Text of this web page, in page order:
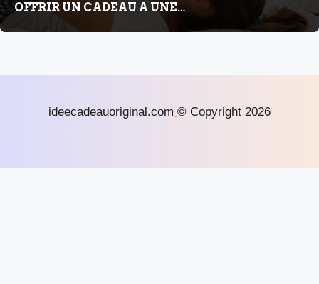
OFFRIR UN CADEAU A UNE…
ideecadeauoriginal.com © Copyright 2026